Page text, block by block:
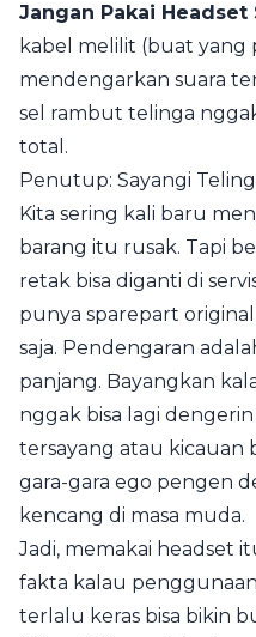
Jangan Pakai
kabel melilit (buat yang
mendengarkan suara
sel rambut telinga
total.
Penutup: Sayangi
Kita sering kali baru
barang itu rusak. Tapi
retak bisa diganti di
punya sparepart
saja. Pendengaran
panjang. Bayangkan
nggak bisa lagi
tersayang atau kicauan
gara-gara ego pengen
kencang di masa muda.
Jadi, memakai headset
fakta kalau
terlalu keras bisa bikin